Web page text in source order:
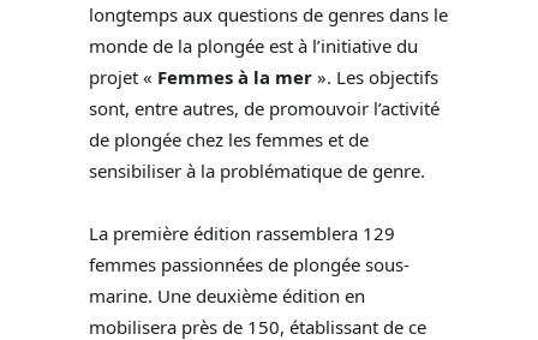
longtemps aux questions de genres dans le
monde de la plongée est à l’initiative du
projet « Femmes à la mer ». Les objectifs
sont, entre autres, de promouvoir l’activité
de plongée chez les femmes et de
sensibiliser à la problématique de genre.
La première édition rassemblera 129
femmes passionnées de plongée sous-
marine. Une deuxième édition en
mobilisera près de 150, établissant de ce